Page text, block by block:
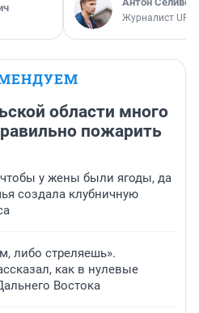
Журналист
области много
пожарить
у жены были ягоды, да
создала клубничную
либо стреляешь».
как в нулевые
Востока